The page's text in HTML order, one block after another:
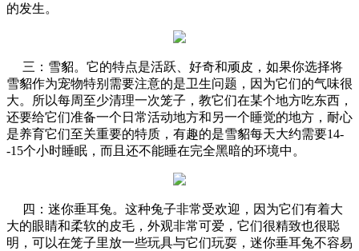
的发生。
三：雪貂。它的特点是活跃、好奇和顽皮，如果你选择将
雪貂作为宠物特别需要注意的是卫生问题，因为它们的气味很
大。所以每周至少清理一次笼子，教它们在某个地方吃东西，
还要给它们准备一个日常活动地方和另一个睡觉的地方，耐心
是养育它们至关重要的特质，有趣的是雪貂每天大约需要14-
-15个小时睡眠，而且还不能睡在完全黑暗的环境中。
四：迷你垂耳兔。这种兔子非常受欢迎，因为它们有着大
大的眼睛和柔软的皮毛，外观非常可爱，它们很精致也很聪
明，可以在笼子里放一些玩具与它们玩耍，迷你垂耳兔不容易